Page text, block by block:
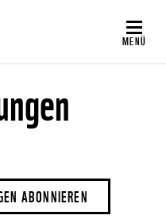
MENÜ
ABONNIEREN